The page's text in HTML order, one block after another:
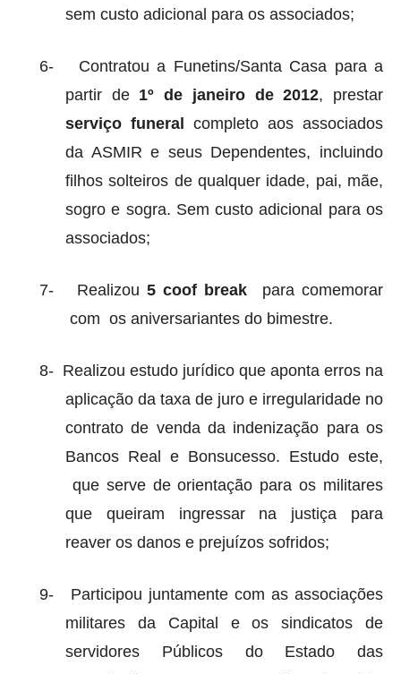
sem custo adicional para os associados;
6-
Contratou a Funetins/Santa Casa para a
partir de 1º de janeiro de 2012, prestar
serviço funeral
completo aos associados
da ASMIR e seus Dependentes, incluindo
filhos solteiros de qualquer idade, pai, mãe,
sogro e sogra. Sem custo adicional para os
associados;
7- Realizou5 coof break
para comemorar
com os aniversariantes do bimestre.
8- Realizou estudo jurídico que aponta erros na
aplicação da taxa de juro e irregularidade no
contrato de venda da indenização para os
Bancos Real e Bonsucesso. Estudo este,
que serve de orientação para os militares
que queiram ingressar na justiça para
reaver os danos e prejuízos sofridos;
9-
Participou juntamente com as associações
militares da Capital e os sindicatos de
servidores Públicos do Estado das